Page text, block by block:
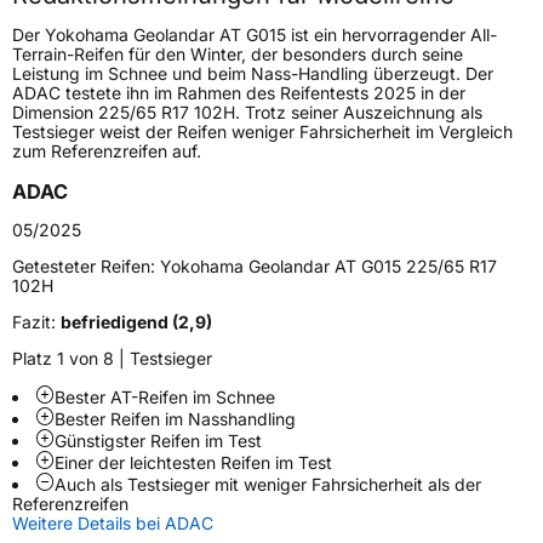
Höchstgeschwindigkeit
210 km/h
Lastindex111
Höchstlast1090 kg
Generelle Merkmale
Fahrzeugtyp
Verwendung
ModellnameGeolandar AT G015
FahrzeugartPKW & SUV
Weitere Eigenschaften
SchlauchtypTL
ZustandNeureifen
Der Yokohama Geolandar AT G015 ist ein hervorragender All-
Terrain-Reifen für den Winter, der besonders durch seine
Leistung im Schnee und beim Nass-Handling überzeugt. Der
ADAC testete ihn im Rahmen des Reifentests 2025 in der
Dimension 225/65 R17 102H. Trotz seiner Auszeichnung als
Testsieger weist der Reifen weniger Fahrsicherheit im Vergleich
zum Referenzreifen auf.
ADAC
05/2025
Getesteter Reifen: Yokohama Geolandar AT G015 225/65 R17
102H
Fazit: befriedigend (2,9)
Platz 1 von 8 | Testsieger
Bester AT-Reifen im Schnee
Bester Reifen im Nasshandling
Günstigster Reifen im Test
Einer der leichtesten Reifen im Test
Auch als Testsieger mit weniger Fahrsicherheit als der
Referenzreifen
Weitere Details bei ADAC